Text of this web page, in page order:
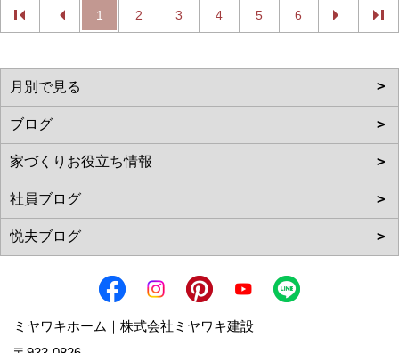
1 2 3 4 5 6
ミヤワキホーム｜株式会社ミヤワキ建設